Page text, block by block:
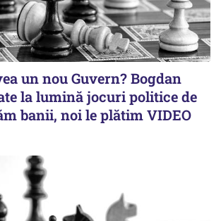
un nou Guvern? Bogdan
la lumină jocuri politice de
banii, noi le plătim VIDEO